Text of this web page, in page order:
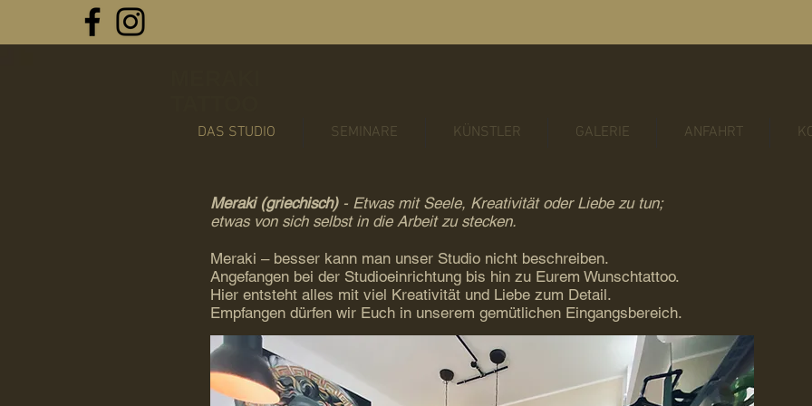
DAS STUDIO SEMINARE KÜNSTLER GALERIE ANFAHRT
Meraki (griechisch) - Etwas mit Seele, Kreativität oder Liebe zu tun;
etwas von sich selbst in die Arbeit zu stecken.
Meraki – besser kann man unser Studio nicht beschreiben.
Angefangen bei der Studioeinrichtung bis hin zu Eurem Wunschtattoo.
Hier entsteht alles mit viel Kreativität und Liebe zum Detail.
Empfangen dürfen wir Euch in unserem gemütlichen Eingangsbereich.